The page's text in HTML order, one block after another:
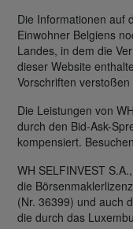
Die Informationen auf
Einwohner Belgiens
Landes, in dem die
dieser Website
Vorschriften verstoßen
Die Leistungen von
durch den Bid-Ask-
kompensiert.
WH SELFINVEST
die
(Nr. 36399) und auch
die durch das